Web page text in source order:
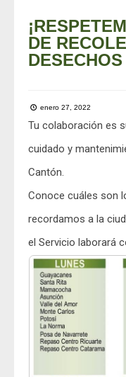
DE
enero 27, 2022
Tu colaboración es
cuidado y
Cantón.
Conoce cuáles son
recordamos a la
el Servicio laborará